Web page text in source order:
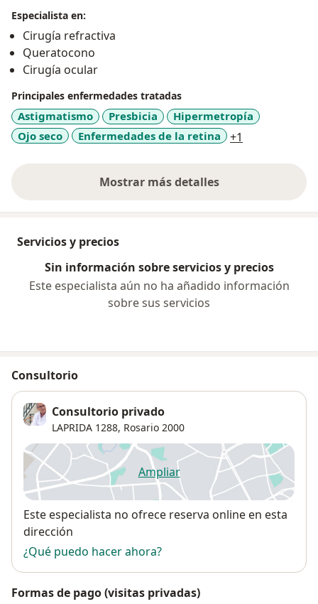
Especialista en:
Cirugía refractiva
Queratocono
Cirugía ocular
Principales enfermedades tratadas
Astigmatismo Presbicia
Hipermetropía
Ojo seco
Enfermedades de la retina +1
Mostrar más detalles
sobre la experiencia
Servicios y precios
Sin información sobre servicios y precios
Este especialista aún no ha añadido información
sobre sus servicios
Consultorio
Consultorio privado
LAPRIDA 1288, Rosario 2000
Ampliarse abre en una nueva
Disponibilidad
Este especialista no ofrece reserva online en esta
dirección
¿Qué puedo hacer ahora?
Formas de pago (visitas privadas)